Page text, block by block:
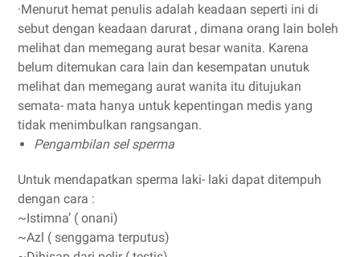
·Menurut hemat penulis adalah keadaan seperti ini di
sebut dengan keadaan darurat , dimana orang lain boleh
melihat dan memegang aurat besar wanita. Karena
belum ditemukan cara lain dan kesempatan unutuk
melihat dan memegang aurat wanita itu ditujukan
semata- mata hanya untuk kepentingan medis yang
tidak menimbulkan rangsangan.
Pengambilan sel sperma
Untuk mendapatkan sperma laki- laki dapat ditempuh
dengan cara :
~Istimna’ ( onani)
~Azl ( senggama terputus)